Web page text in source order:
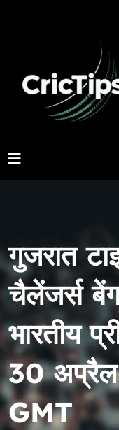
गुजरात
चैलेंजर्स
भारतीय
30
GMT